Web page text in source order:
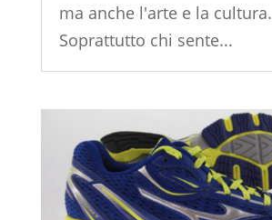
ma anche l'arte e la cultura.
Soprattutto chi sente...